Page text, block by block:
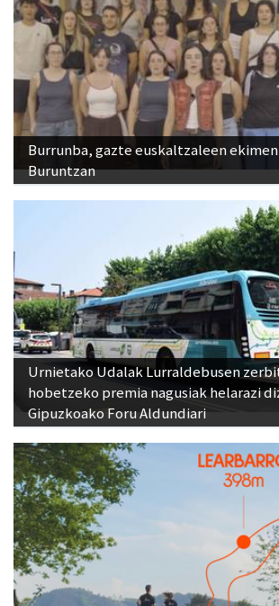
Burrunba, gazte euskaltzaleen ekimen
Buruntzan
Urnietako Udalak Lurraldebusen
hobetzeko premia nagusiak helarazi
Gipuzkoako Foru Aldundiari